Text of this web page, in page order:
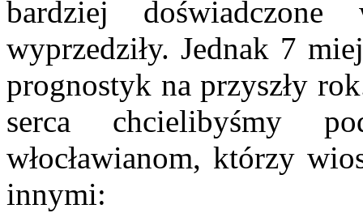
bardziej
wyprzedziły. Jednak 7
prognostyk na przyszły
serca chcielibyśmy
włocławianom, którzy
innymi: